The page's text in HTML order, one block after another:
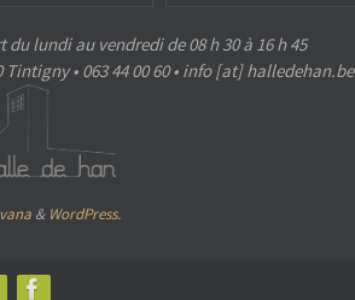
lundi au vendredi de 08 h 30 à 16 h 45
• 063 44 00 60 • info [at] halledehan.be
& WordPress.